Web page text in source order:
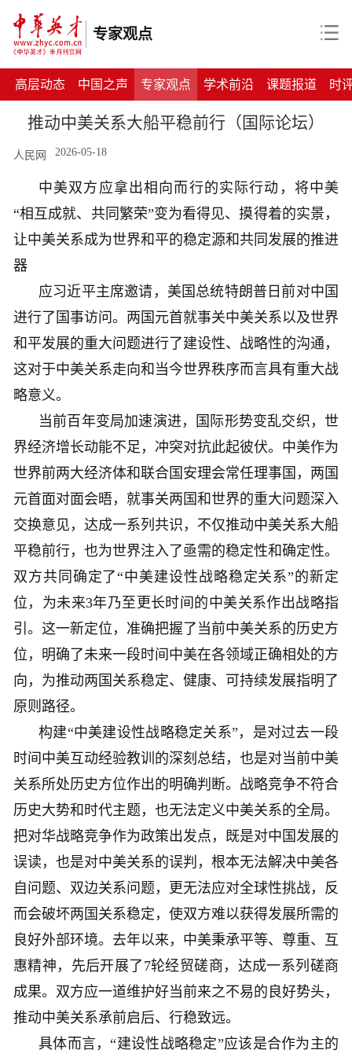
专家观点
高层动态 中国之声 专家观点 学术前沿 课题报道 时
推动中美关系大船平稳前行（国际论坛）
人民网 2026-05-18
中美双方应拿出相向而行的实际行动，将中美
“相互成就、共同繁荣”变为看得见、摸得着的实景，
让中美关系成为世界和平的稳定源和共同发展的推进
器
应习近平主席邀请，美国总统特朗普日前对中国
进行了国事访问。两国元首就事关中美关系以及世界
和平发展的重大问题进行了建设性、战略性的沟通，
这对于中美关系走向和当今世界秩序而言具有重大战
略意义。
当前百年变局加速演进，国际形势变乱交织，世
界经济增长动能不足，冲突对抗此起彼伏。中美作为
世界前两大经济体和联合国安理会常任理事国，两国
元首面对面会晤，就事关两国和世界的重大问题深入
交换意见，达成一系列共识，不仅推动中美关系大船
平稳前行，也为世界注入了亟需的稳定性和确定性。
双方共同确定了“中美建设性战略稳定关系”的新定
位，为未来3年乃至更长时间的中美关系作出战略指
引。这一新定位，准确把握了当前中美关系的历史方
位，明确了未来一段时间中美在各领域正确相处的方
向，为推动两国关系稳定、健康、可持续发展指明了
原则路径。
构建“中美建设性战略稳定关系”，是对过去一段
时间中美互动经验教训的深刻总结，也是对当前中美
关系所处历史方位作出的明确判断。战略竞争不符合
历史大势和时代主题，也无法定义中美关系的全局。
把对华战略竞争作为政策出发点，既是对中国发展的
误读，也是对中美关系的误判，根本无法解决中美各
自问题、双边关系问题，更无法应对全球性挑战，反
而会破坏两国关系稳定，使双方难以获得发展所需的
良好外部环境。去年以来，中美秉承平等、尊重、互
惠精神，先后开展了7轮经贸磋商，达成一系列磋商
成果。双方应一道维护好当前来之不易的良好势头，
推动中美关系承前启后、行稳致远。
具体而言，“建设性战略稳定”应该是合作为主的